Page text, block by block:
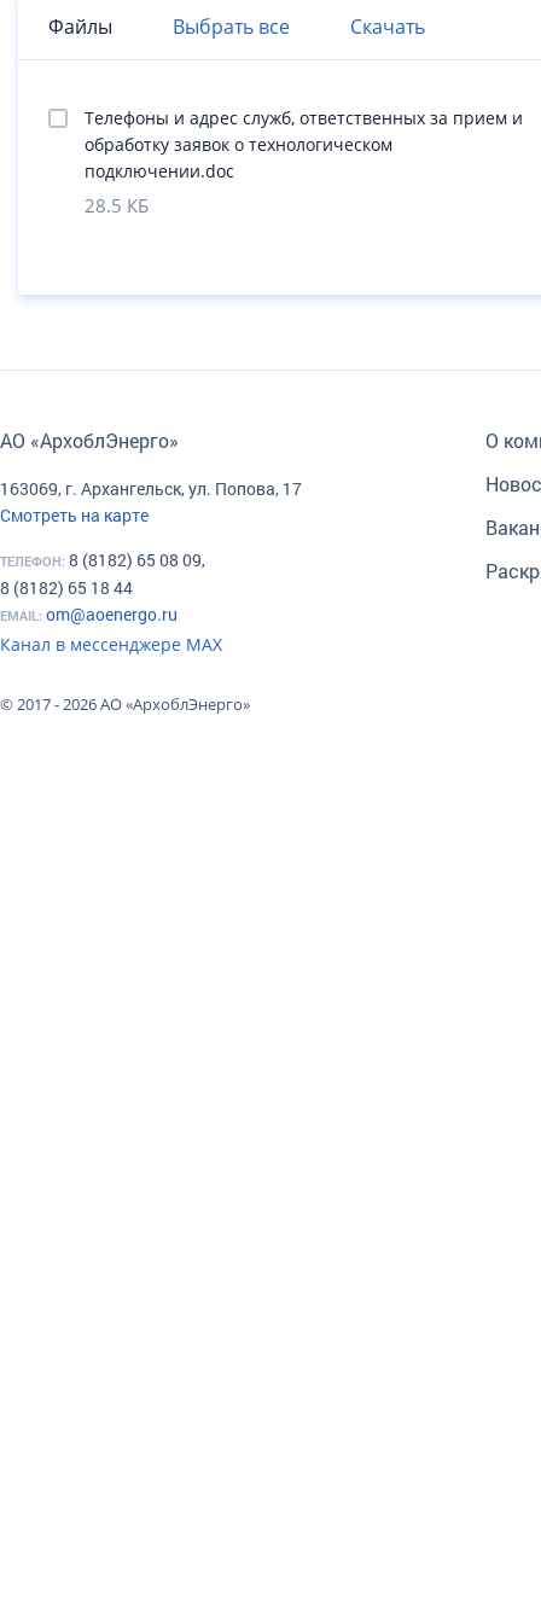
Файлы Выбрать все Скачать
Телефоны и адрес служб, ответственных за прием и
обработку заявок о технологическом
подключении.doc
28.5 КБ
АО «АрхоблЭнерго»
163069, г. Архангельск, ул. Попова, 17
Смотреть на карте
ТЕЛЕФОН: 8 (8182) 65 08 09,
8 (8182) 65 18 44
EMAIL: om@aoenergo.ru
О
© 2017 - 2026 АО «АрхоблЭнерго»
Канал в мессенджере МАХ